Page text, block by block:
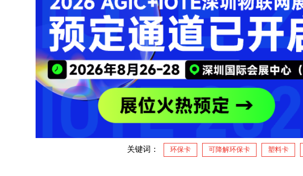
关键词： 环保卡 可降解环保卡 塑料卡